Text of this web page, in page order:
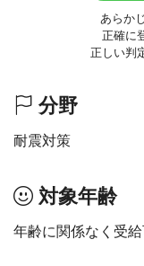
あらか
正確に
正しい判
分野
耐震対策
対象年齢
年齢に関係なく受給